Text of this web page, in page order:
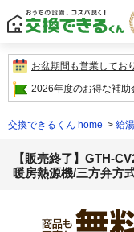
お盆期間も営業してお
2026年度のお得な補助
交換できるくん home 給
【販売終了】GTH-
暖房熱源機/三方弁方